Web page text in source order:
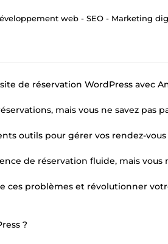
web - SEO - Marketing
de réservation WordPress avec
mais vous ne savez pas
outils pour gérer vos rendez-vous
de réservation fluide, mais vous
ces problèmes et révolutionner
?